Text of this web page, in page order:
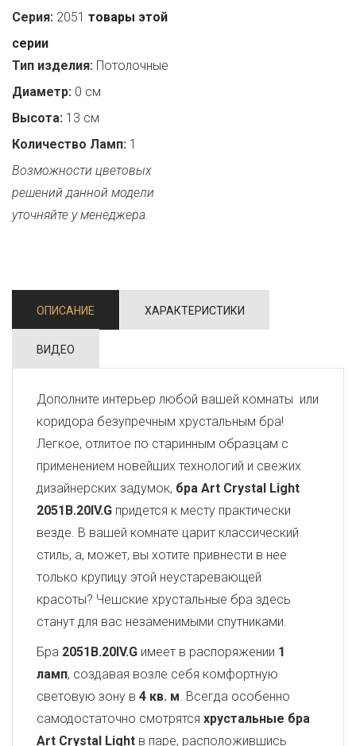
Серия: 2051 товары этой
серии
Тип изделия: Потолочные
Диаметр: 0 см
Высота: 13 см
Количество Ламп: 1
Возможности цветовых
решений данной модели
уточняйте у менеджера.
ОПИСАНИЕ ХАРАКТЕРИСТИКИ
ВИДЕО
Дополните интерьер любой вашей комнаты или
коридора безупречным хрустальным бра!
Легкое, отлитое по старинным образцам с
применением новейших технологий и свежих
дизайнерских задумок, бра Art Crystal Light
2051B.20IV.G придется к месту практически
везде. В вашей комнате царит классический
стиль, а, может, вы хотите привнести в нее
только крупицу этой неустаревающей
красоты? Чешские хрустальные бра здесь
станут для вас незаменимыми спутниками.
Бра 2051B.20IV.G имеет в распоряжении 1
ламп, создавая возле себя комфортную
световую зону в 4 кв. м. Всегда особенно
самодостаточно смотрятся хрустальные бра
Art Crystal Light в паре, расположившись